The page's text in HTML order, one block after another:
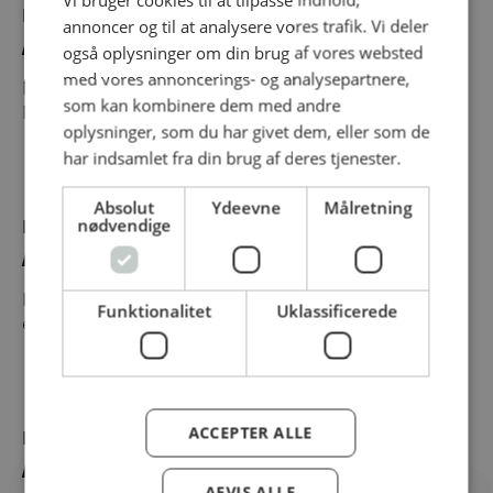
NYHED – MOZZARELLA STICKS
Mozzarella Sticks byder...
Nyhed
NYHED – KYLLINGE KARAAGE
er sprøde, gyldne...
NYHED – BUTTERMILK PANERET
annoncer og til at analysere vores trafik. Vi deler
også oplysninger om din brug af vores websted
med vores annoncerings- og analysepartnere,
som kan kombinere dem med andre
oplysninger, som du har givet dem, eller som de
har indsamlet fra din brug af deres tjenester.
Absolut
nødvendige
Ydeevne Målretning
Funktionalitet Uklassificerede
ACCEPTER ALLE